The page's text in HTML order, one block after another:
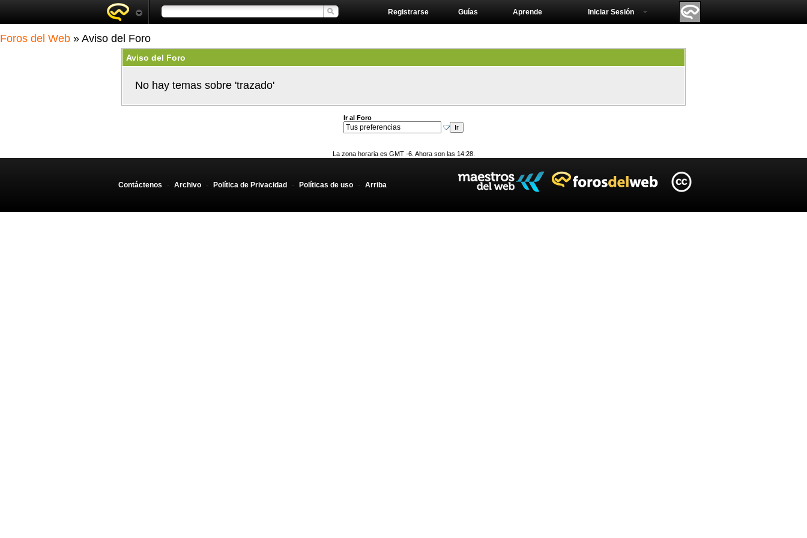
Aprende
Guías
Registrarse Iniciar Sesión
Foros del Web » Aviso del Foro
Aviso del Foro
No hay temas sobre 'trazado'
Ir al Foro
La zona horaria es GMT -6. Ahora son las 14:28.
Contáctenos - Archivo - Política de Privacidad - Políticas de uso - Arriba